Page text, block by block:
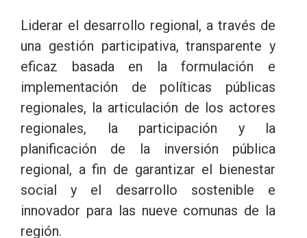
Liderar el desarrollo regional, a través de
una gestión participativa, transparente y
eficaz basada en la formulación e
implementación de políticas públicas
regionales, la articulación de los actores
regionales, la participación y la
planificación de la inversión pública
regional, a fin de garantizar el bienestar
social y el desarrollo sostenible e
innovador para las nueve comunas de la
región.